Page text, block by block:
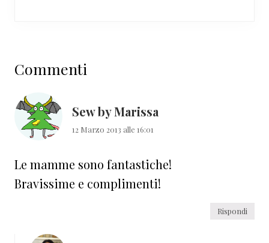
del
lettore
Commenti
Sew by Marissa
12 Marzo 2013 alle 16:01
Le mamme sono fantastiche!
Bravissime e complimenti!
Rispondi